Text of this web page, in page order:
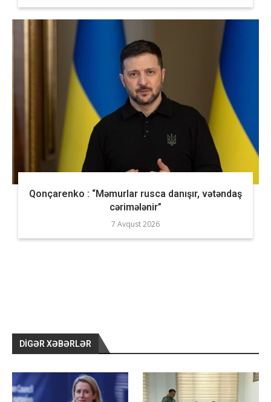
Qonçarenko : “Məmurlar rusca danışır, vətəndaş
cərimələnir”
7 Avqust 2026
DIGƏR XƏBƏRLƏR